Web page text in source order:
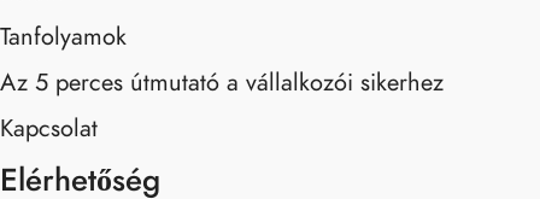
Tanfolyamok
Az 5 perces útmutató a vállalkozói sikerhez
Kapcsolat
Elérhetőség